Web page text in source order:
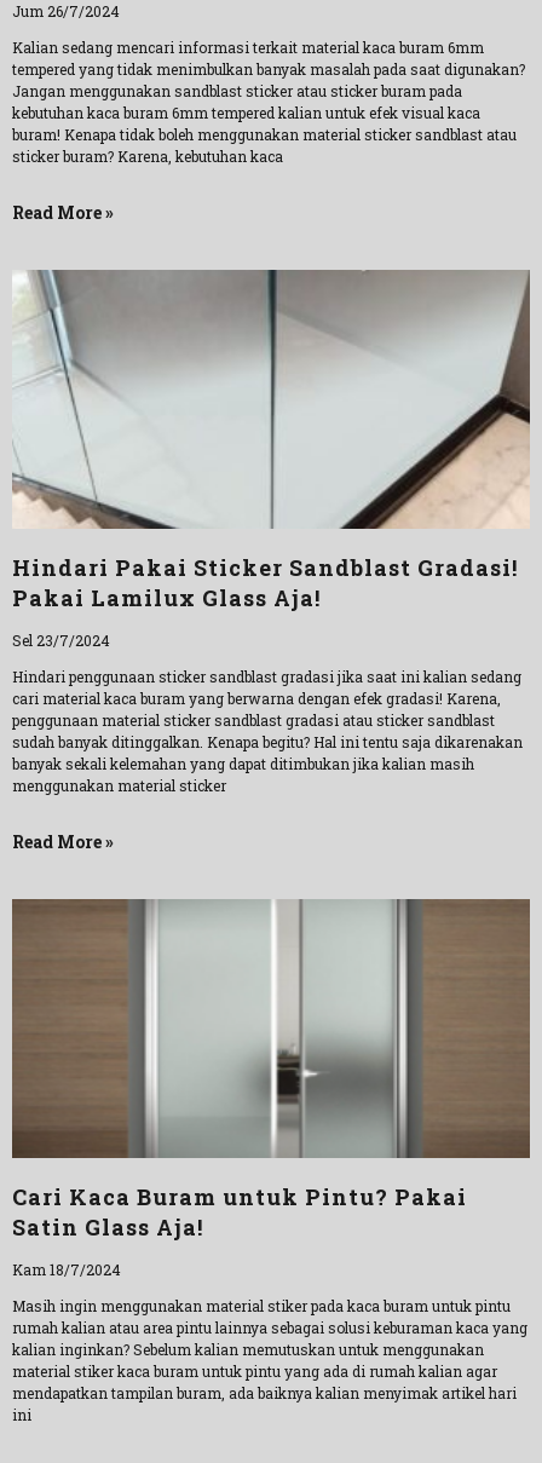
Jum 26/7/2024
Kalian sedang mencari informasi terkait material kaca buram 6mm
tempered yang tidak menimbulkan banyak masalah pada saat digunakan?
Jangan menggunakan sandblast sticker atau sticker buram pada
kebutuhan kaca buram 6mm tempered kalian untuk efek visual kaca
buram! Kenapa tidak boleh menggunakan material sticker sandblast atau
sticker buram? Karena, kebutuhan kaca
Read More »
Hindari Pakai Sticker Sandblast Gradasi!
Pakai Lamilux Glass Aja!
Sel 23/7/2024
Hindari penggunaan sticker sandblast gradasi jika saat ini kalian sedang
cari material kaca buram yang berwarna dengan efek gradasi! Karena,
penggunaan material sticker sandblast gradasi atau sticker sandblast
sudah banyak ditinggalkan. Kenapa begitu? Hal ini tentu saja dikarenakan
banyak sekali kelemahan yang dapat ditimbukan jika kalian masih
menggunakan material sticker
Read More »
Cari Kaca Buram untuk Pintu? Pakai
Satin Glass Aja!
Kam 18/7/2024
Masih ingin menggunakan material stiker pada kaca buram untuk pintu
rumah kalian atau area pintu lainnya sebagai solusi keburaman kaca yang
kalian inginkan? Sebelum kalian memutuskan untuk menggunakan
material stiker kaca buram untuk pintu yang ada di rumah kalian agar
mendapatkan tampilan buram, ada baiknya kalian menyimak artikel hari
ini